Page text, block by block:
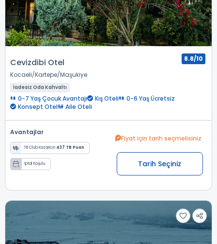
Cevizdibi Otel
Kocaeli Kartepe Maşukiye
8.8/10
İadesiz Oda Kahvaltı
0-7 Yaş Çocuk Avantajı Kış Oteli
0-6 Yaş Ücretsiz
Konsept Otel
Aile Oteli
Avantajlar
TB Club Kazancın 437 TB Puan
İptal Koşulu
Fiyat için tarih seçmelisiniz
Tarih Seçiniz